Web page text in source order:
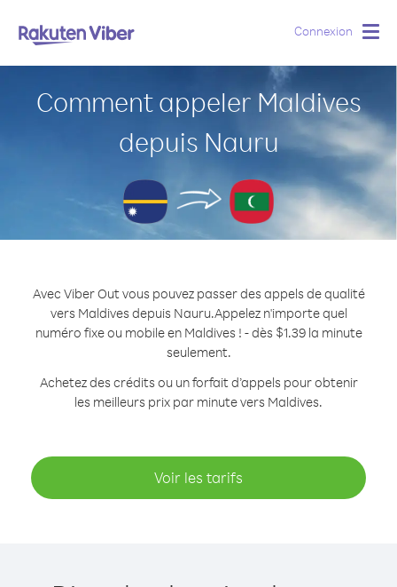
Connexion
Comment appeler Maldives
depuis Nauru
Avec Viber Out vous pouvez passer des appels de qualité
vers Maldives depuis Nauru.Appelez n'importe quel
numéro fixe ou mobile en Maldives ! - dès $1.39 la minute
seulement.
Achetez des crédits ou un forfait d’appels pour obtenir
les meilleurs prix par minute vers Maldives.
Voir les tarifs